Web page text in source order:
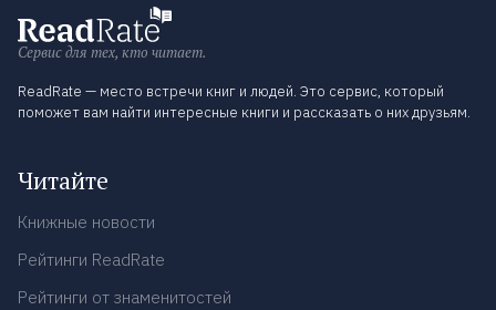
Сервис для тех, кто читает.
ReadRate — место встречи книг и людей. Это сервис, который
поможет вам найти интересные книги и рассказать о них друзьям.
Читайте
Книжные новости
Рейтинги ReadRate
Рейтинги от знаменитостей